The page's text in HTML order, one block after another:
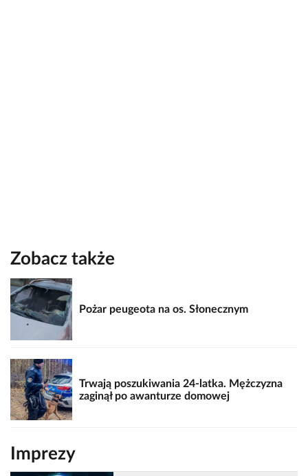
Zobacz także
Pożar peugeota na os. Słonecznym
Trwają poszukiwania 24-latka. Mężczyzna
zaginął po awanturze domowej
Imprezy